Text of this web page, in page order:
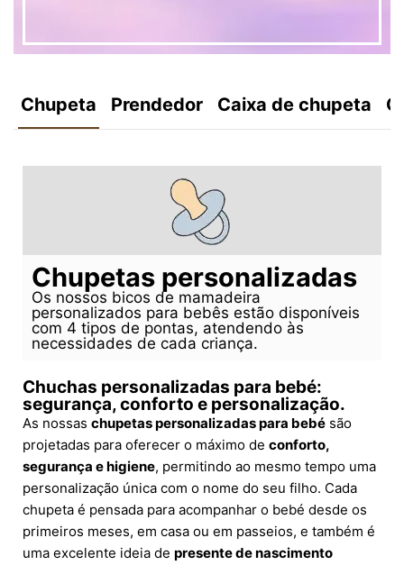
Chupeta Prendedor Caixa de chupeta
Chupetas personalizadas
Os nossos bicos de mamadeira
personalizados para bebês estão disponíveis
com 4 tipos de pontas, atendendo às
necessidades de cada criança.
Chuchas personalizadas para bebé:
segurança, conforto e personalização.
As nossas chupetas personalizadas para bebé são
projetadas para oferecer o máximo de conforto,
segurança e higiene, permitindo ao mesmo tempo uma
personalização única com o nome do seu filho. Cada
chupeta é pensada para acompanhar o bebé desde os
primeiros meses, em casa ou em passeios, e também é
uma excelente ideia de presente de nascimento